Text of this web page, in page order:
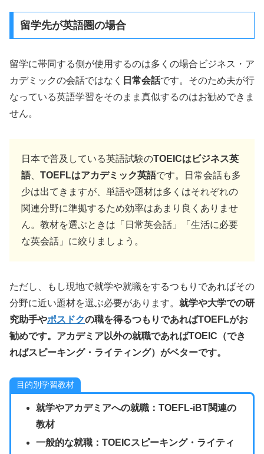
留学先が英語圏の場合
留学に帯同する側が使用するのは多くの場合ビジネス・ア
カデミックの会話ではなく 日常会話です。そのため夫が行
なっている英語学習をそのまま真似するのはお勧めできま
せん。
日本で普及している英語試験のTOEICはビジネス英
語、 TOEFLはアカデミック英語です。日常会話も多
少は出てきますが、単語や題材は多くはそれぞれの
関連分野に準拠するため効率はあまり良くありませ
ん。教材を選ぶときは「日常英会話」「生活に必要
な英会話」に絞りましょう。
ただし、もし現地で就学や就職をするつもりであればその
分野に近い題材を選ぶ必要があります。 就学や大学での研
究助手やポスドクの職を得るつもりであればTOEFLがお
勧めです。アカデミア以外の就職であればTOEIC（でき
ればスピーキング・ライティング）がベターです。
目的別学習教材
就学やアカデミアへの就職：TOEFL-iBT関連の
教材
一般的な就職：TOEICスピーキング・ライティ